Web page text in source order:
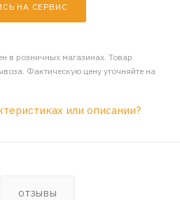
НА СЕРВИС
в розничных магазинах. Товар
Фактическую цену уточняйте на
или описании?
ОТЗЫВЫ